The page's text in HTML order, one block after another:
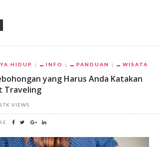
HIDUP INFO PANDUAN WISATA
yang Harus Anda Katakan
Traveling
VIEWS